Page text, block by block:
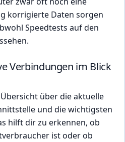
korrigierte Daten sorgen
Speedtests auf den
Verbindungen im Blick
über die aktuelle
und die wichtigsten
hilft dir zu erkennen, ob
ist oder ob